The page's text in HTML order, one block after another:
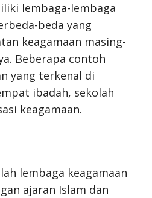
lembaga-lembaga
beda yang
keagamaan masing-
Beberapa contoh
yang terkenal di
ibadah, sekolah
keagamaan.
lembaga keagamaan
ajaran Islam dan